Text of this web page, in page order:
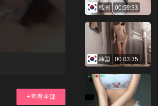
+查看全部
韩国 00:59:33
韩国 00:03:35